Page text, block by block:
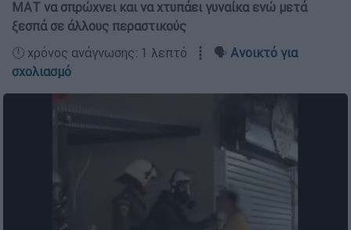
ΜΑΤ να σπρώχνει και να χτυπάει γυναίκα ενώ μετά
ξεσπά σε άλλους περαστικούς
🕛 χρόνος ανάγνωσης: 1 λεπτό ┋ 🗣️ Ανοικτό για
σχολιασμό